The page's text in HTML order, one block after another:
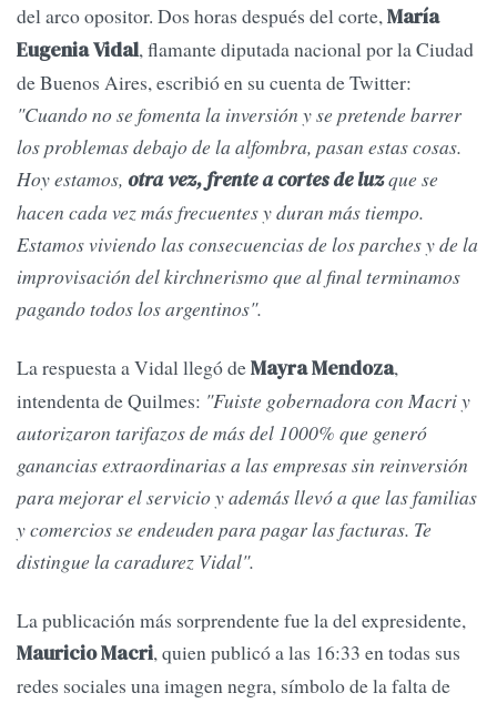
del arco opositor. Dos horas después del corte,María
Eugenia Vidal, flamante diputada nacional por la Ciudad
de Buenos Aires, escribió en su cuenta de Twitter:
"Cuando no se fomenta la inversión y se pretende barrer
los problemas debajo de la alfombra, pasan estas cosas.
Hoy estamos, otra vez, frente a cortes de luzque se
hacen cada vez más frecuentes y duran más tiempo.
Estamos viviendo las consecuencias de los parches y de la
improvisación del kirchnerismo que al final terminamos
pagando todos los argentinos".
La respuesta a Vidal llegó deMayra Mendoza,
intendenta de Quilmes: "Fuiste gobernadora con Macri y
autorizaron tarifazos de más del 1000% que generó
ganancias extraordinarias a las empresas sin reinversión
para mejorar el servicio y además llevó a que las familias
y comercios se endeuden para pagar las facturas. Te
distingue la caradurez Vidal".
La publicación más sorprendente fue la del expresidente,
Mauricio Macri, quien publicó a las 16:33 en todas sus
redes sociales una imagen negra, símbolo de la falta de